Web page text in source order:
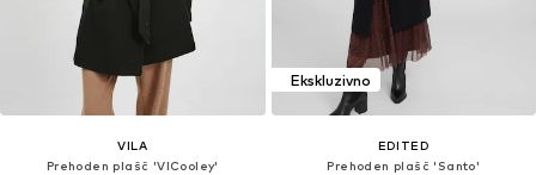
VILA
Prehoden plašč 'VICooley'
Ekskluzivno
EDITED
Prehoden plašč 'Santo'